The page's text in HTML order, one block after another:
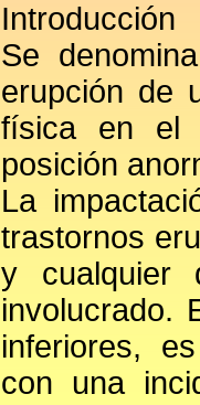
Introducción
Se
erupción de
física en el
posición
La
trastornos
y cualquier
involucrado.
inferiores,
con una